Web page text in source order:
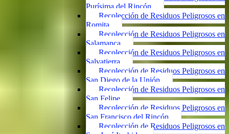
Purísima del Rincón
Recolección de Residuos Peligrosos en
Romita
Recolección de Residuos Peligrosos en
Salamanca
Recolección de Residuos Peligrosos en
Salvatierra
Recolección de Residuos Peligrosos en
San Diego de la Unión
Recolección de Residuos Peligrosos en
San Felipe
Recolección de Residuos Peligrosos en
San Francisco del Rincón
Recolección de Residuos Peligrosos en